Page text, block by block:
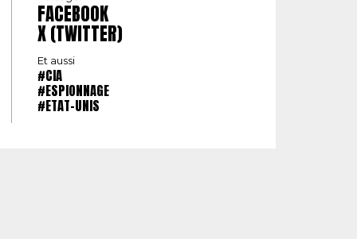
FACEBOOK
X (TWITTER)
Et aussi
#CIA
#ESPIONNAGE
#ETAT-UNIS